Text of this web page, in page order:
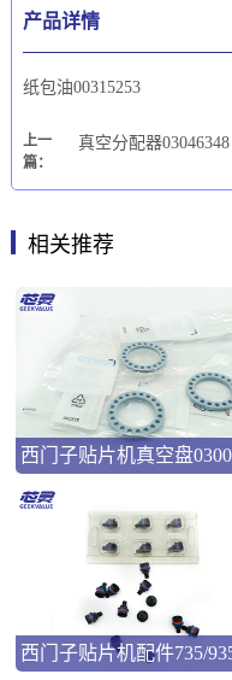
产品详情
纸包油00315253
上一
篇：
真空分配器03046348
相关推荐